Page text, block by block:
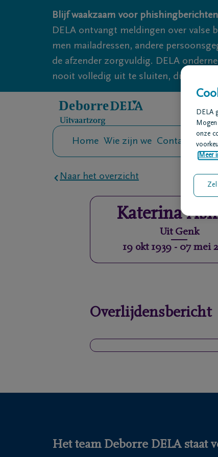
Overslaan en naar inhoud gaan
Blijf waakzaam voor
DELA ontvangt meldingen over valse
men mailadressen, andere
de afzender zorgvuldig. DELA
nooit volledig uit te sluiten, dus blijf
Home Wie zijn we Contact
Naar het overzicht
Katerina
Uit Genk
19 okt 1939 - 07 mei
Overlijdensbericht
Het team Deborre DELA staat
DELA
onze
Meer